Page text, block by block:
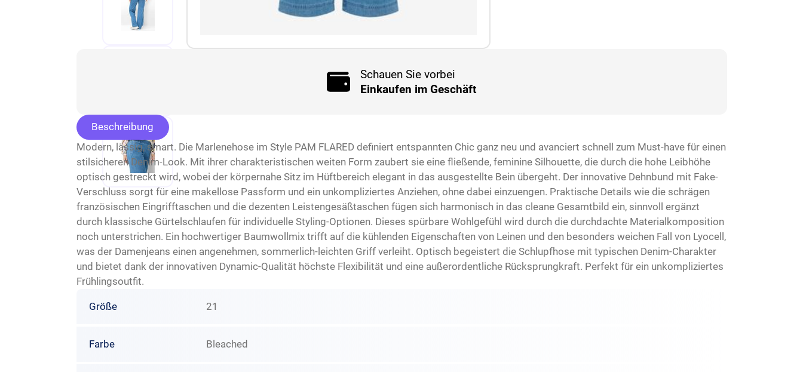
Schauen Sie vorbei
Einkaufen im Geschäft
Beschreibung
Modern, lässig, smart. Die Marlenehose im Style PAM FLARED definiert entspannten Chic ganz neu und avanciert schnell zum Must-have für einen
stilsicheren Denim-Look. Mit ihrer charakteristischen weiten Form zaubert sie eine fließende, feminine Silhouette, die durch die hohe Leibhöhe
optisch gestreckt wird, wobei der körpernahe Sitz im Hüftbereich elegant in das ausgestellte Bein übergeht. Der innovative Dehnbund mit Fake-
Verschluss sorgt für eine makellose Passform und ein unkompliziertes Anziehen, ohne dabei einzuengen. Praktische Details wie die schrägen
französischen Eingrifftaschen und die dezenten Leistengesäßtaschen fügen sich harmonisch in das cleane Gesamtbild ein, sinnvoll ergänzt
durch klassische Gürtelschlaufen für individuelle Styling-Optionen. Dieses spürbare Wohlgefühl wird durch die durchdachte Materialkomposition
noch unterstrichen. Ein hochwertiger Baumwollmix trifft auf die kühlenden Eigenschaften von Leinen und den besonders weichen Fall von Lyocell,
was der Damenjeans einen angenehmen, sommerlich-leichten Griff verleiht. Optisch begeistert die Schlupfhose mit typischen Denim-Charakter
und bietet dank der innovativen Dynamic-Qualität höchste Flexibilität und eine außerordentliche Rücksprungkraft. Perfekt für ein unkompliziertes
Frühlingsoutfit.
Größe 21
Farbe Bleached